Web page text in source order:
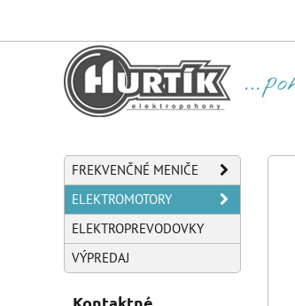
FREKVENČNÉ MENIČE
ELEKTROMOTORY
ELEKTROPREVODOVKY
VÝPREDAJ